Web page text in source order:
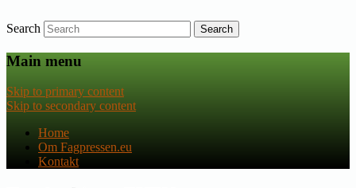
Fagpressen.eu
Nyheder om dansk EU-politik
Search
Main menu
Skip to primary content
Skip to secondary content
Home
Om Fagpressen.eu
Kontakt